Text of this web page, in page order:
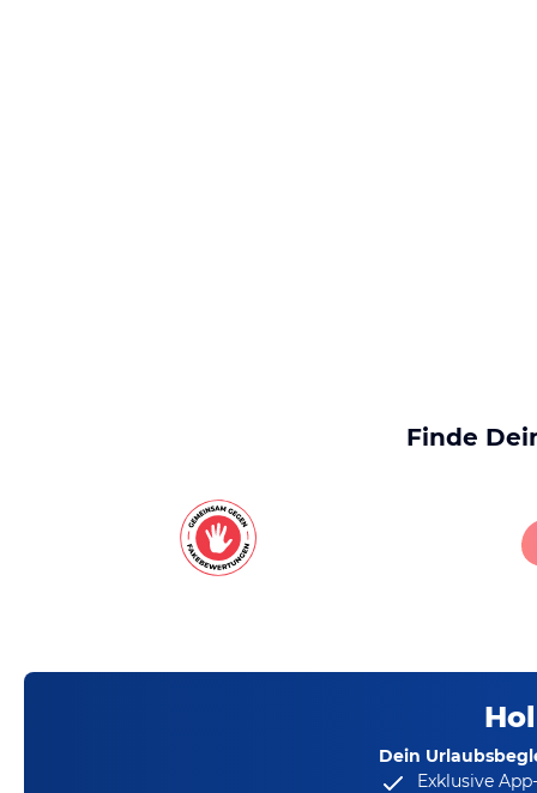
Finde
Dein
Exklusive